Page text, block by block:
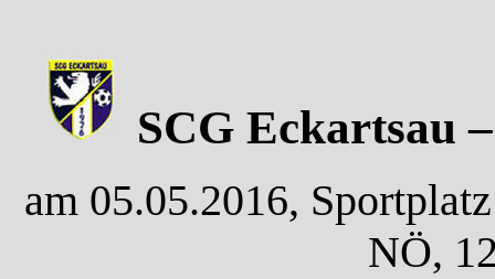
SCG Eckartsau
am 05.05.2016,
NÖ,